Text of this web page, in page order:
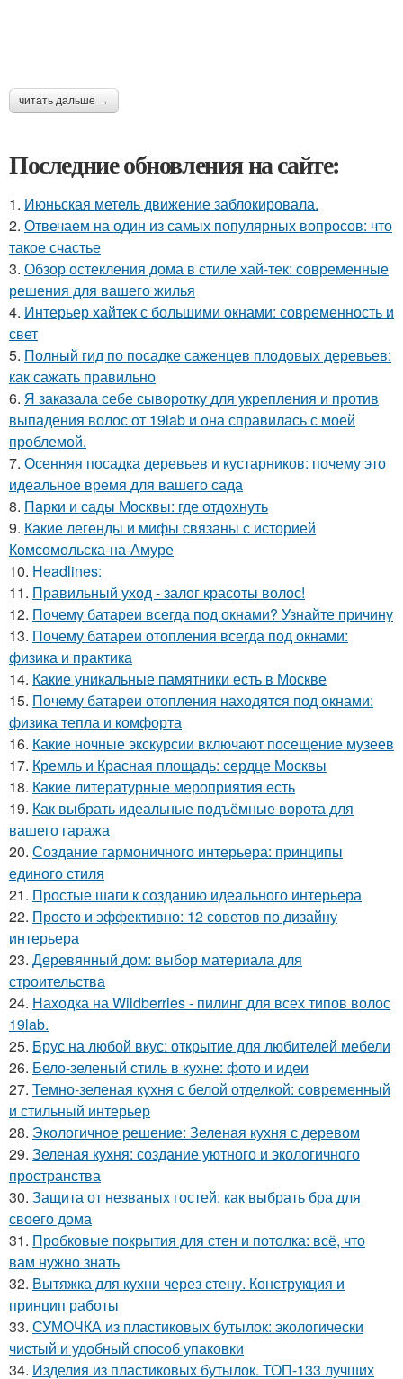
читать дальше →
Последние обновления на сайте:
1. Июньская метель движение заблокировала.
2. Отвечаем на один из самых популярных вопросов: что
такое счастье
3. Обзор остекления дома в стиле хай-тек: современные
решения для вашего жилья
4. Интерьер хайтек с большими окнами: современность и
свет
5. Полный гид по посадке саженцев плодовых деревьев:
как сажать правильно
6. Я заказала себе сыворотку для укрепления и против
выпадения волос от 19lab и она справилась с моей
проблемой.
7. Осенняя посадка деревьев и кустарников: почему это
идеальное время для вашего сада
8. Парки и сады Москвы: где отдохнуть
9. Какие легенды и мифы связаны с историей
Комсомольска-на-Амуре
10. Headlines:
11. Правильный уход - залог красоты волос!
12. Почему батареи всегда под окнами? Узнайте причину
13. Почему батареи отопления всегда под окнами:
физика и практика
14. Какие уникальные памятники есть в Москве
15. Почему батареи отопления находятся под окнами:
физика тепла и комфорта
16. Какие ночные экскурсии включают посещение музеев
17. Кремль и Красная площадь: сердце Москвы
18. Какие литературные мероприятия есть
19. Как выбрать идеальные подъёмные ворота для
вашего гаража
20. Создание гармоничного интерьера: принципы
единого стиля
21. Простые шаги к созданию идеального интерьера
22. Просто и эффективно: 12 советов по дизайну
интерьера
23. Деревянный дом: выбор материала для
строительства
24. Находка на Wildberries - пилинг для всех типов волос
19lab.
25. Брус на любой вкус: открытие для любителей мебели
26. Бело-зеленый стиль в кухне: фото и идеи
27. Темно-зеленая кухня с белой отделкой: современный
и стильный интерьер
28. Экологичное решение: Зеленая кухня с деревом
29. Зеленая кухня: создание уютного и экологичного
пространства
30. Защита от незваных гостей: как выбрать бра для
своего дома
31. Пробковые покрытия для стен и потолка: всё, что
вам нужно знать
32. Вытяжка для кухни через стену. Конструкция и
принцип работы
33. СУМОЧКА из пластиковых бутылок: экологически
чистый и удобный способ упаковки
34. Изделия из пластиковых бутылок. ТОП-133 лучших